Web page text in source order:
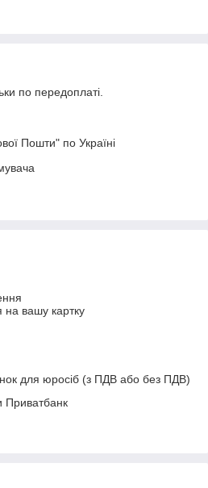
по передоплаті.
Пошти" по Україні
на вашу картку
для юросіб (з ПДВ або без ПДВ)
Приватбанк